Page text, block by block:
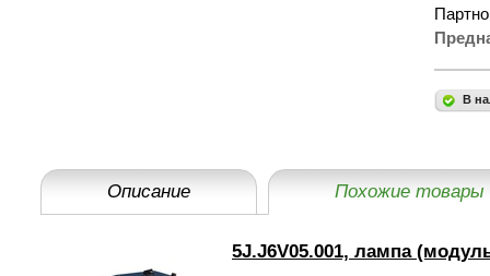
В
Описание Похожие товары
5J.J6V05.001, лампа